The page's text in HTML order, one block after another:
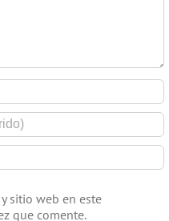
sitio web en este
que comente.